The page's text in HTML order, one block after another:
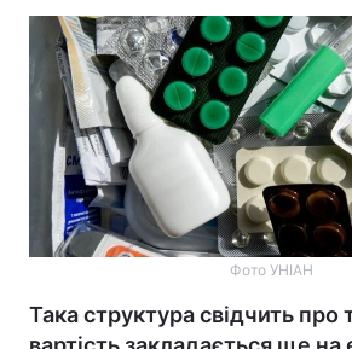
Фото УНІАН
Така структура свідчить